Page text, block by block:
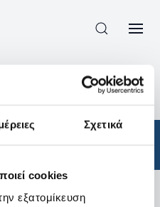
Σχετικά
cookies
εξατομίκευση